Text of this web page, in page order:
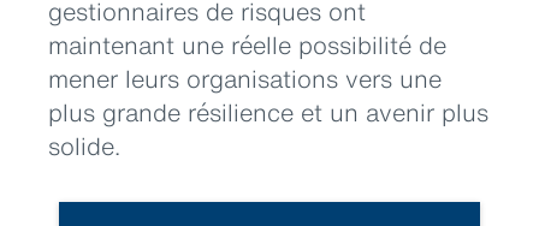
gestionnaires de risques ont
maintenant une réelle possibilité de
mener leurs organisations vers une
plus grande résilience et un avenir plus
solide.